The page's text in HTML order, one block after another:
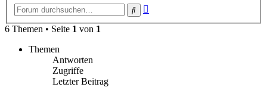
Suche
6 Themen • Seite 1 von 1
Themen
Antworten
Zugriffe
Letzter Beitrag